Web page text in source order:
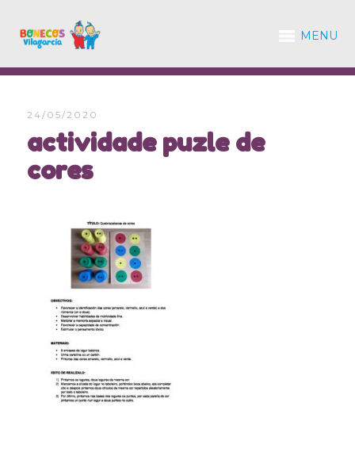
MENU
24/05/2020
actividade puzle de
cores